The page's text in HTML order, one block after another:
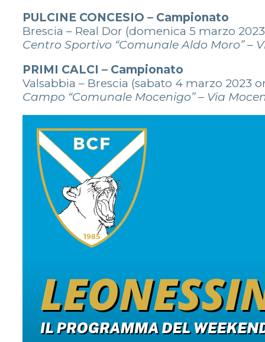
PULCINE CONCESIO – Campionato
Brescia – Real Dor (domenica 5 marzo
Centro Sportivo “Comunale Aldo Moro” –
PRIMI CALCI – Campionato
Valsabbia – Brescia (sabato 4 marzo 2023
Campo “Comunale Mocenigo” – Via